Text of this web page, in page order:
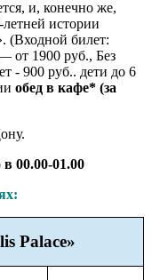
и, конечно же,
истории
(Входной билет:
от 1900 руб., Без
- 900 руб.. дети до 6
обед в кафе* (за
00.00-01.00
Palace»